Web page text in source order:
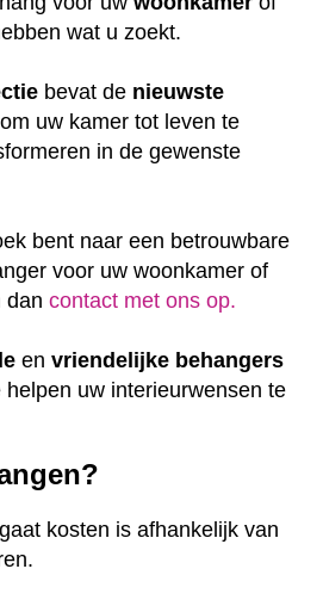
wat u zoekt.
bevat de nieuwste
uw kamer tot leven te
in de gewenste
bent naar een betrouwbare
voor uw woonkamer of
dan contact met ons op.
en vriendelijke behangers
uw interieurwensen te
kosten is afhankelijk van